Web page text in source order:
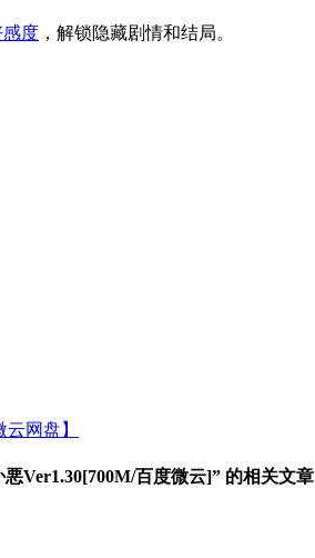
感度 ，解锁隐藏剧情和结局。
网盘】
Ver1.30[700M/百度微云]” 的相关文章